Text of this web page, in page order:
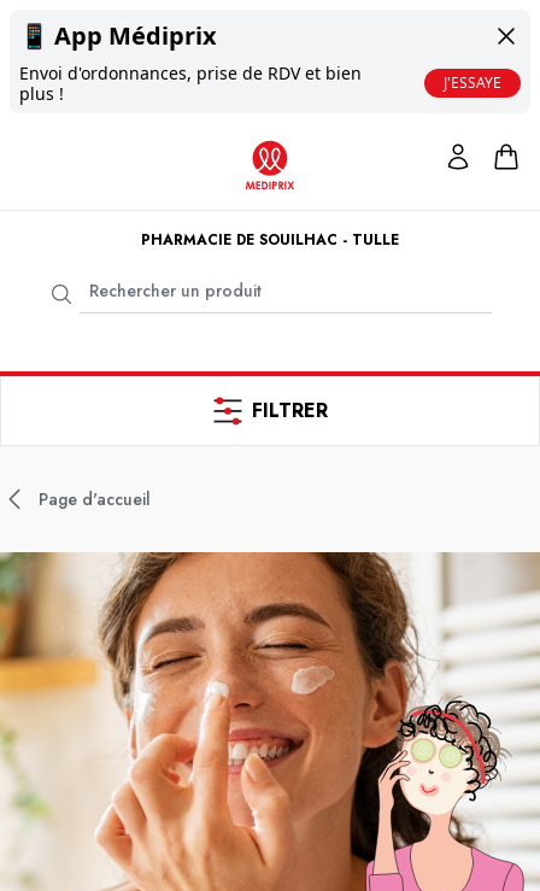
📱 App Médiprix
Envoi d'ordonnances, prise de RDV et bien
plus !
J'ESSAYE
PHARMACIE DE SOUILHAC - TULLE
FILTRER
Page d'accueil